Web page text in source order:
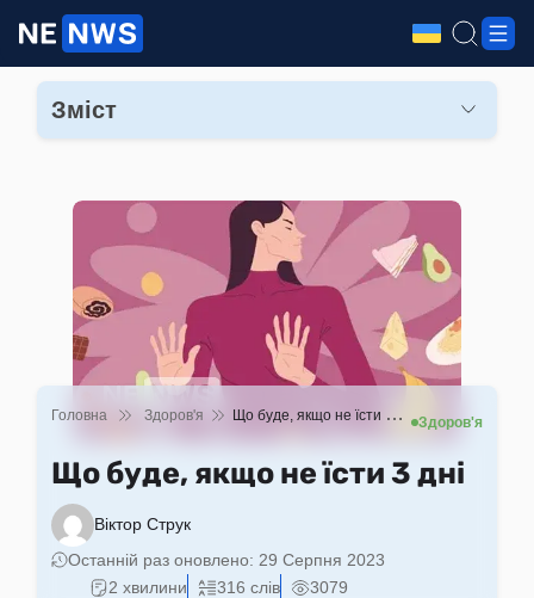
Головна Здоров'я Що буде, якщо не їсти 3 дні Здоров'я
Що буде, якщо не їсти 3 дні
Віктор Струк
2 хвилини 316 слів 3079
Останній раз оновлено: 29 Серпня 2023
Зміст
Що буде із самопочуттям, якщо не їсти 3 дні
Кому точно не можна голодувати